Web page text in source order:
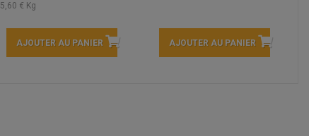
5,60 € Kg
AJOUTER AU PANIER AJOUTER AU PANIER